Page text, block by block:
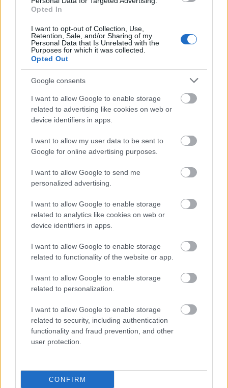
Opted In
I want to opt-out of Collection, Use,
Retention, Sale, and/or Sharing of my
Personal Data that Is Unrelated with the
Purposes for which it was collected.
Opted Out
Google consents
I want to allow Google to enable storage
related to advertising like cookies on web or
device identifiers in apps.
I want to allow my user data to be sent to
Google for online advertising purposes.
I want to allow Google to send me
personalized advertising.
I want to allow Google to enable storage
related to analytics like cookies on web or
device identifiers in apps.
I want to allow Google to enable storage
related to functionality of the website or app.
I want to allow Google to enable storage
related to personalization.
I want to allow Google to enable storage
related to security, including authentication
functionality and fraud prevention, and other
user protection.
CONFIRM
lebonyolításáról és a szakmai tapasztalatok
megosztásáról döntöttek.
„A tradíciók ápolása nélkül nem
lehet újat építeni”
Fekete Péter, a Nagycirkusz igazgatója a Fidelión
mondta el a gondolatait többek között a klasszikus
és a modern cirkuszi előadásokról és a cirkusz